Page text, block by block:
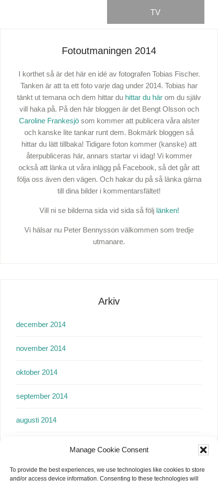
Manage Cookie Consent
To provide the best experiences, we use technologies like cookies to store
and/or access device information. Consenting to these technologies will
TV
Fotoutmaningen 2014
I korthet så är det här en idé av fotografen Tobias Fischer.
Tanken är att ta ett foto varje dag under 2014. Tobias har
tänkt ut temana och dem hittar du hittar du här om du själv
vill haka på. På den här bloggen är det Bengt Olsson och
Caroline Frankesjösom kommer att publicera våra alster
och kanske lite tankar runt dem. Bokmärk bloggen så
hittar du lätt tillbaka! Tidigare foton kommer (kanske) att
återpubliceras här, annars startar vi idag! Vi kommer
också att länka ut våra inlägg på Facebook, så det går att
följa oss även den vägen. Och hakar du på så länka gärna
till dina bilder i kommentarsfältet!
Vill ni se bilderna sida vid sida så följ länken!
Vi hälsar nu Peter Bennysson välkommen som tredje
utmanare.
Arkiv
december 2014
november 2014
oktober 2014
september 2014
augusti 2014
juni 2014